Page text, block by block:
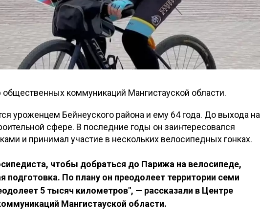
коммуникаций Мангистауской области.
уроженцем Бейнеуского района и ему 64 года. До выхода на
сфере. В последние годы он заинтересовался
и принимал участие в нескольких велосипедных гонках.
чтобы добраться до Парижа на велосипеде,
подготовка. По плану он преодолеет территории семи
5 тысяч километров", — рассказали в Центре
Мангистауской области.